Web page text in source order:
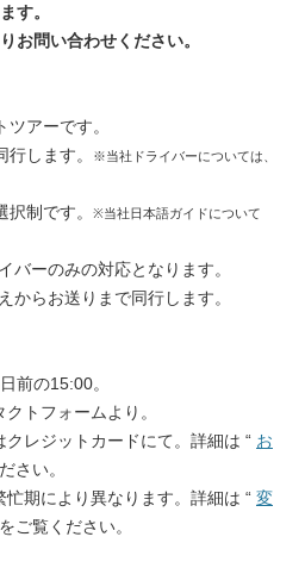
す。
お問い合わせください。
アーです。
します。
※当社ドライバーについては、
制です。
※当社日本語ガイドについて
バーのみの対応となります。
からお送りまで同行します。
前の15:00。
トフォームより。
レジットカードにて。詳細は “ お
さい。
期により異なります。詳細は “ 変
ご覧ください。